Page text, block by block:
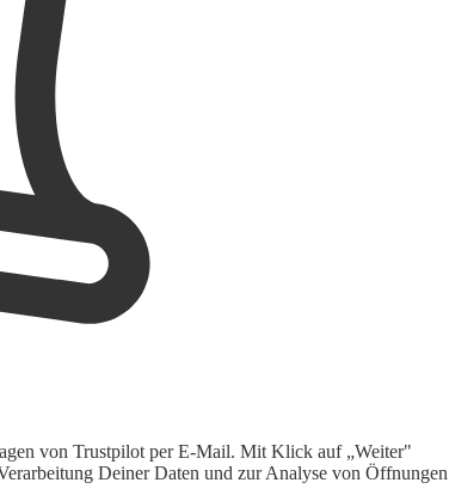
von Trustpilot per E-Mail. Mit Klick auf „Weiter"
Deiner Daten und zur Analyse von Öffnungen